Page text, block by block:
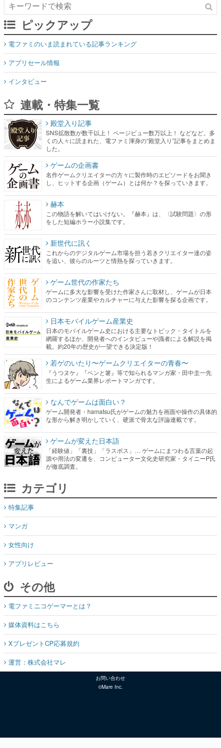
ピックアップ
電ファミのいま読まれている記事ランキング
アプリセール情報
インタビュー
連載・特集一覧
殿堂入り記事
SNS拡散数が数千以上！ ページビュー数万以上！ などなど。多
くの人々に読まれた、電ファミ渾身の“殿堂入り”記事をまとめま
した。
ゲームの企画書
名作ゲームクリエイターの方々に製作時のエピソードをお聞き
し、ヒットする企画（ゲーム）とは何か？を探っていきます。
赫本
この物語を解いてはいけない。『赫本』は、〈試験問題〉の形
をした短編ホラー小説集です。
新世代に訊く
これからのデジタルゲーム市場を担う若きクリエイター達の姿
を追い、彼らのルーツと情熱を探っていきます。
ゲーム世代の作家たち
ゲームに多大な影響を受けた作家さんに取材し、ゲームが日本
のコンテンツ産業やカルチャーに与えた影響を探る企画です。
日本モバイルゲーム産業史
日本のモバイルゲーム史における主要なトピック・タイトルを
網羅するほか、開発者へのインタビューや識者による解説を掲
載。約20年の歴史が一望できる決定版！
若ゲのいたり〜ゲームクリエイターの青春〜
『うつヌケ』『ペンと箸』等で知られるマンガ家・田中圭一先
生によるゲーム業界レポートマンガです。
なんでゲームは面白い？
ゲーム開発者・hamatsu氏がゲームの魅力を画面や操作の具体的
な形から解き明かしていく、硬派で骨太な評論連載です。
ゲームが変えた日本語
「経験値」「裏技」「ラスボス」… ゲームにまつわる言葉の起
源や用法の変遷を、コンピューター文化史研究家・タイニーP氏
が徹底調査。
カテゴリ
特集記事
マンガ
女性向け
アプリレビュー
その他
電ファミニコゲーマーとは？
媒体資料はこちら
XプレゼントCP応募規約
運営：株式会社マレ
お問い合わせ
©Mare Inc.